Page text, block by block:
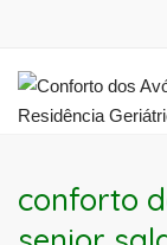
Mon -
conforto